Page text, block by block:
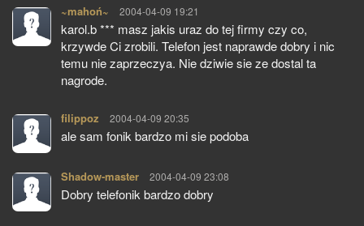
~mahoń~ pisze:
2004-04-09 19:21
karol.b *** masz jakis uraz do tej firmy czy co,
krzywde Ci zrobili. Telefon jest naprawde dobry i nic
temu nie zaprzeczya. Nie dziwie sie ze dostal ta
nagrode.
filippoz pisze:
2004-04-09 20:35
ale sam fonik bardzo mi sie podoba
Shadow-master pisze:
2004-04-09 23:08
Dobry telefonik bardzo dobry